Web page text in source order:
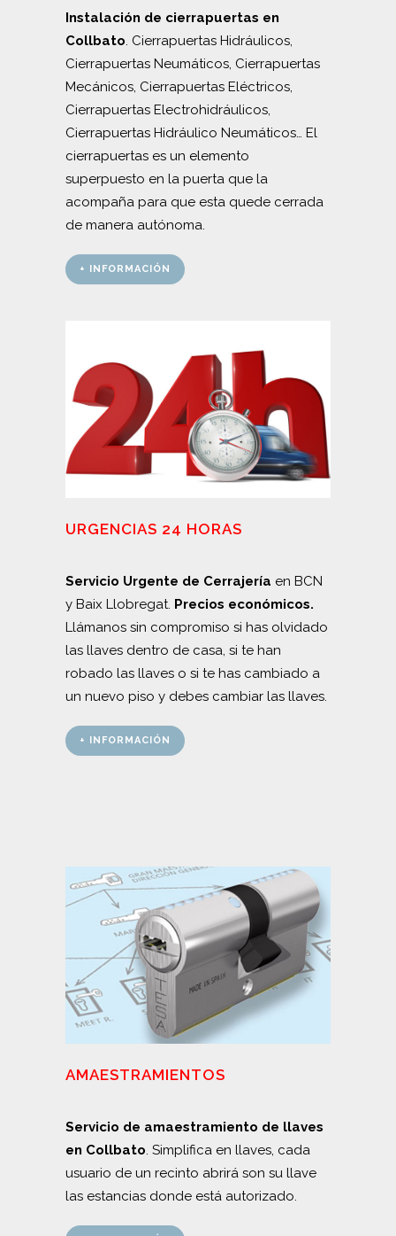
Instalación de cierrapuertas en
Collbato. Cierrapuertas Hidráulicos,
Cierrapuertas Neumáticos, Cierrapuertas
Mecánicos, Cierrapuertas Eléctricos,
Cierrapuertas Electrohidráulicos,
Cierrapuertas Hidráulico Neumáticos… El
cierrapuertas es un elemento
superpuesto en la puerta que la
acompaña para que esta quede cerrada
de manera autónoma.
+ INFORMACIÓN
URGENCIAS 24 HORAS
Servicio Urgente de Cerrajería en BCN
y Baix Llobregat. Precios económicos.
Llámanos sin compromiso si has olvidado
las llaves dentro de casa, si te han
robado las llaves o si te has cambiado a
un nuevo piso y debes cambiar las llaves.
+ INFORMACIÓN
AMAESTRAMIENTOS
Servicio de amaestramiento de llaves
en Collbato. Simplifica en llaves, cada
usuario de un recinto abrirá son su llave
las estancias donde está autorizado.